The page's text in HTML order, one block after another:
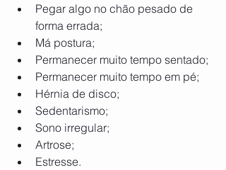
Pegar algo no chão pesado de
forma errada;
Má postura;
Permanecer muito tempo sentado;
Permanecer muito tempo em pé;
Hérnia de disco;
Sedentarismo;
Sono irregular;
Artrose;
Estresse.